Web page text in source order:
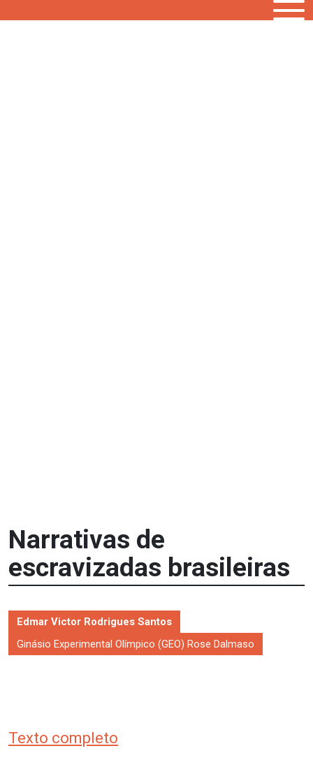
Narrativas de
escravizadas brasileiras
Edmar Victor Rodrigues Santos
Ginásio Experimental Olímpico (GEO) Rose Dalmaso
Texto completo